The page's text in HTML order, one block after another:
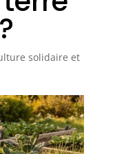
solidaire et